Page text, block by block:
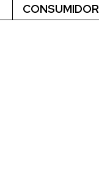
CONSUMIDOR